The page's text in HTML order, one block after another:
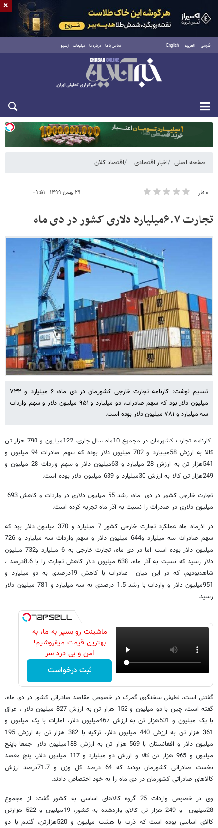
فارسی العربية English تماس با ما درباره ما تبلیغات آرشیو
یکشنبه ۱۸ مرداد ۱۴۰۵
صفحه اصلی اخبار اقتصادی اقتصاد کلان
۰ نفر ۲۹ بهمن ۱۳۹۹ - ۰۹:۵۱
تجارت ۶.۷میلیارد دلاری کشور در دی ماه
تسنیم نوشت: کارنامه تجارت خارجی کشورمان در دی ماه، ۶ میلیارد و ۷۳۲
میلیون دلار بود که سهم صادرات، دو میلیارد و ۹۵۱ میلیون دلار و سهم واردات
سه میلیارد و ۷۸۱ میلیون دلار بوده است.
کارنامه تجارت کشورمان در مجموع 10ماه سال جاری، 122میلیون و 790 هزار تن
کالا به ارزش 58میلیارد و 702 میلیون دلار بوده که سهم صادرات 94 میلیون و
541هزار تن به ارزش 28 میلیارد و 63میلیون دلار و سهم واردات 28 میلیون و
249هزار تن کالا به ارزش 30میلیارد و 639 میلیون دلار بوده است.
تجارت خارجی کشور در دی ماه، رشد 55 میلیون دلاری در واردات و کاهش 693
میلیون دلاری در صادرات را نسبت به آذر ماه تجربه کرده است.
در اذرماه ماه عملکرد تجارت خارجی کشور 7 میلیارد و 370 میلیون دلار بود که
سهم صادرات سه میلیارد و644 میلیون دلار و سهم واردات سه میلیارد و 726
میلیون دلار بوده است اما در دی ماه، تجارت خارجی به 6 میلیارد و732 میلیون
دلار رسید که نسبت به آذر ماه، 638 میلیون دلار کاهش تجارت را با 8.6درصد ،
شاهدبودیم، که در این میان صادرات با کاهش 19درصدی به دو میلیارد و
951میلیون دلار و واردات با رشد 1.5 درصدی به سه میلیارد و 781 میلیون دلار
رسید.
ماشینت رو بسپر به ما، به
بهترین قیمت میفروشیم!
امن و بی درد سر
ثبت درخواست
گفتنی است، لطیفی سخنگوی گمرک در خصوص مقاصد صادراتی کشور در دی ماه،
گفته است، چین با دو میلیون و 152 هزار تن به ارزش 827 میلیون دلار ، عراق
با یک میلیون و 501هزار تن به ارزش 467میلیون دلار، امارات با یک میلیون و
361 هزار تن به ارزش 440 میلیون دلار، ترکیه با 382 هزار تن به ارزش 195
میلیون دلار و افغانستان با 569 هزار تن به ارزش 188میلیون دلار، جمعا باپنج
میلیون و 965 هزار تن کالا و ارزش دو میلیارد و 117 میلیون دلار، پنج مقصد
نخست صادراتی کشورمان بودند که 64 درصد کل وزن و 71.7درصد ارزش
کالاهای صادراتی کشورمان در دی ماه را به خود اختصاص دادند.
وی در خصوص واردات 25 گروه کالاهای اساسی به کشور گفت: از مجموع
28میلیون و 249 هزار تن کالای واردشده به کشور، 19میلیون و 522 هزارتن
کالای اساسی بوده است که ذرت با هشت میلیون و 520هزارتن، گندم با دو
×